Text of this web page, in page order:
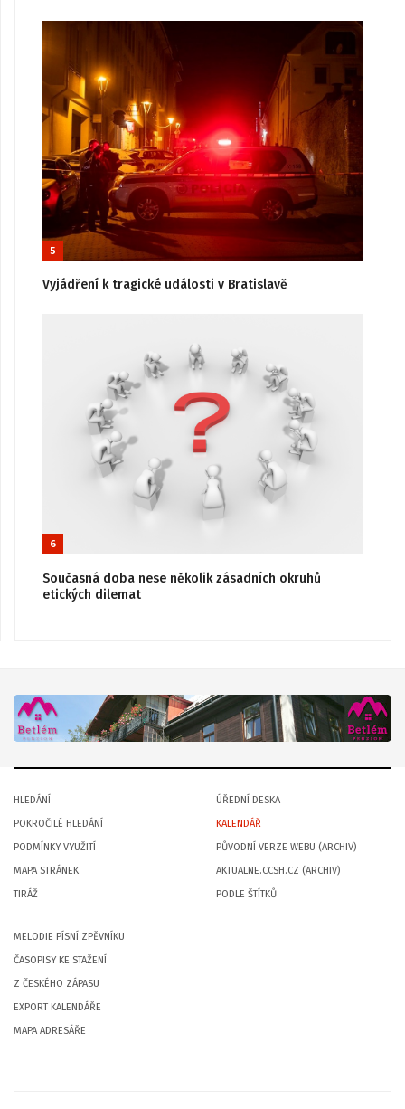
5
Vyjádření k tragické události v Bratislavě
6
Současná doba nese několik zásadních okruhů
etických dilemat
HLEDÁNÍ
POKROČILÉ HLEDÁNÍ
PODMÍNKY VYUŽITÍ
MAPA STRÁNEK
TIRÁŽ
ÚŘEDNÍ DESKA
KALENDÁŘ
PŮVODNÍ VERZE WEBU (ARCHIV)
AKTUALNE.CCSH.CZ (ARCHIV)
PODLE ŠTÍTKŮ
MELODIE PÍSNÍ ZPĚVNÍKU
ČASOPISY KE STAŽENÍ
Z ČESKÉHO ZÁPASU
EXPORT KALENDÁŘE
MAPA ADRESÁŘE